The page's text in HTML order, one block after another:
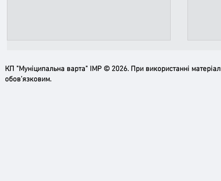
КП "Муніципальна варта" ІМР © 2026. При використанні
обов’язковим.